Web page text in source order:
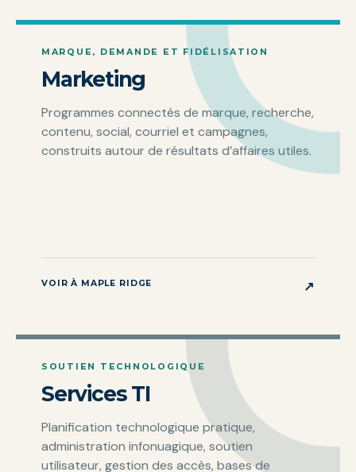
MARQUE, DEMANDE ET FIDÉLISATION
Marketing
Programmes connectés de marque, recherche,
contenu, social, courriel et campagnes,
construits autour de résultats d’affaires utiles.
VOIR À MAPLE RIDGE ↗
SOUTIEN TECHNOLOGIQUE
Services TI
Planification technologique pratique,
administration infonuagique, soutien
utilisateur, gestion des accès, bases de